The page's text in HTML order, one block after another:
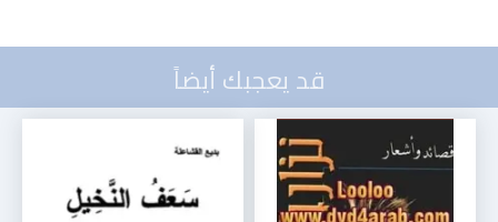
قد يعجبك أيضاً